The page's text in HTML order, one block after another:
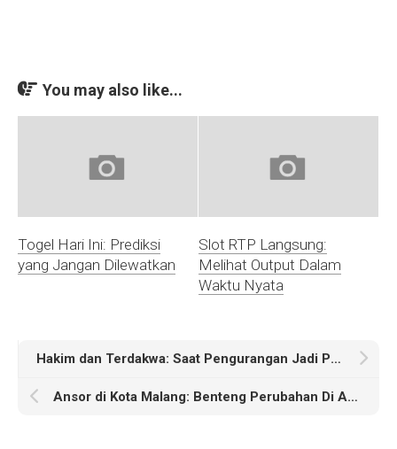
You may also like...
Togel Hari Ini: Prediksi
yang Jangan Dilewatkan
Slot RTP Langsung:
Melihat Output Dalam
Waktu Nyata
Hakim dan Terdakwa: Saat Pengurangan Jadi Perhatian
Ansor di Kota Malang: Benteng Perubahan Di Area Sahara